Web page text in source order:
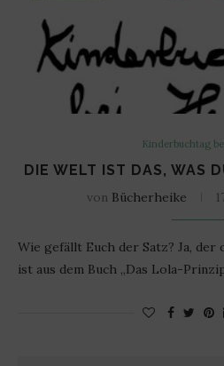
Kinderbuchtag
DIE WELT IST DAS, WAS
von Bücherheike
Wie gefällt Euch der Satz? Ja,
ist aus dem Buch „Das Lola-